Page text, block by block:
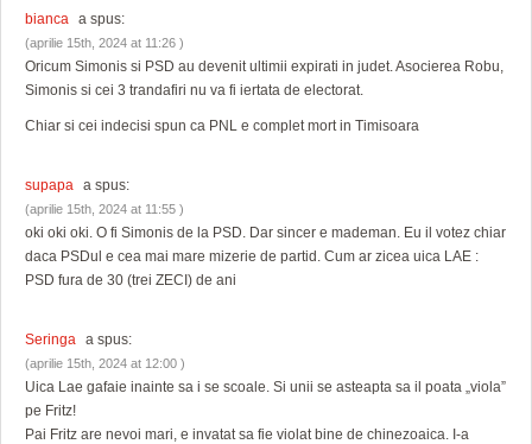
bianca a spus:
(aprilie 15th, 2024 at 11:26 )
Oricum Simonis si PSD au devenit ultimii expirati in judet. Asocierea Robu,
Simonis si cei 3 trandafiri nu va fi iertata de electorat.
Chiar si cei indecisi spun ca PNL e complet mort in Timisoara
supapa a spus:
(aprilie 15th, 2024 at 11:55 )
oki oki oki. O fi Simonis de la PSD. Dar sincer e mademan. Eu il votez chiar
daca PSDul e cea mai mare mizerie de partid. Cum ar zicea uica LAE :
PSD fura de 30 (trei ZECI) de ani
Seringa a spus:
(aprilie 15th, 2024 at 12:00 )
Uica Lae gafaie inainte sa i se scoale. Si unii se asteapta sa il poata „viola”
pe Fritz!
Pai Fritz are nevoi mari, e invatat sa fie violat bine de chinezoaica. I-a